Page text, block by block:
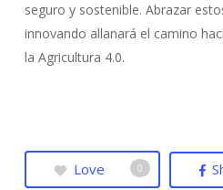
seguro y sostenible. Abrazar
innovando allanará el camino
la Agricultura 4.0.
Love 0